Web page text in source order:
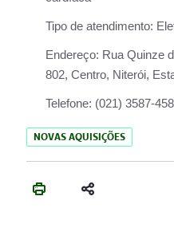
Tipo de atendimento:
Endereço: Rua Quinze
802, Centro, Niterói,
Telefone: (021) 3587-
NOVAS AQUISIÇÕES